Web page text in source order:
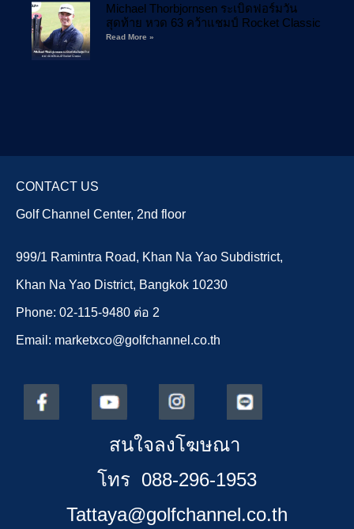
Michael Thorbjornsen ระเบิดฟอร์มวัน
สุดท้าย หวด 63 คว้าแชมป์ Rocket Classic
Read More »
CONTACT US
Golf Channel Center, 2nd floor
999/1 Ramintra Road, Khan Na Yao Subdistrict,
Khan Na Yao District, Bangkok 10230
Phone: 02-115-9480 ต่อ 2
Email: marketxco@golfchannel.co.th
สนใจลงโฆษณา
โทร 088-296-1953
Tattaya@golfchannel.co.th